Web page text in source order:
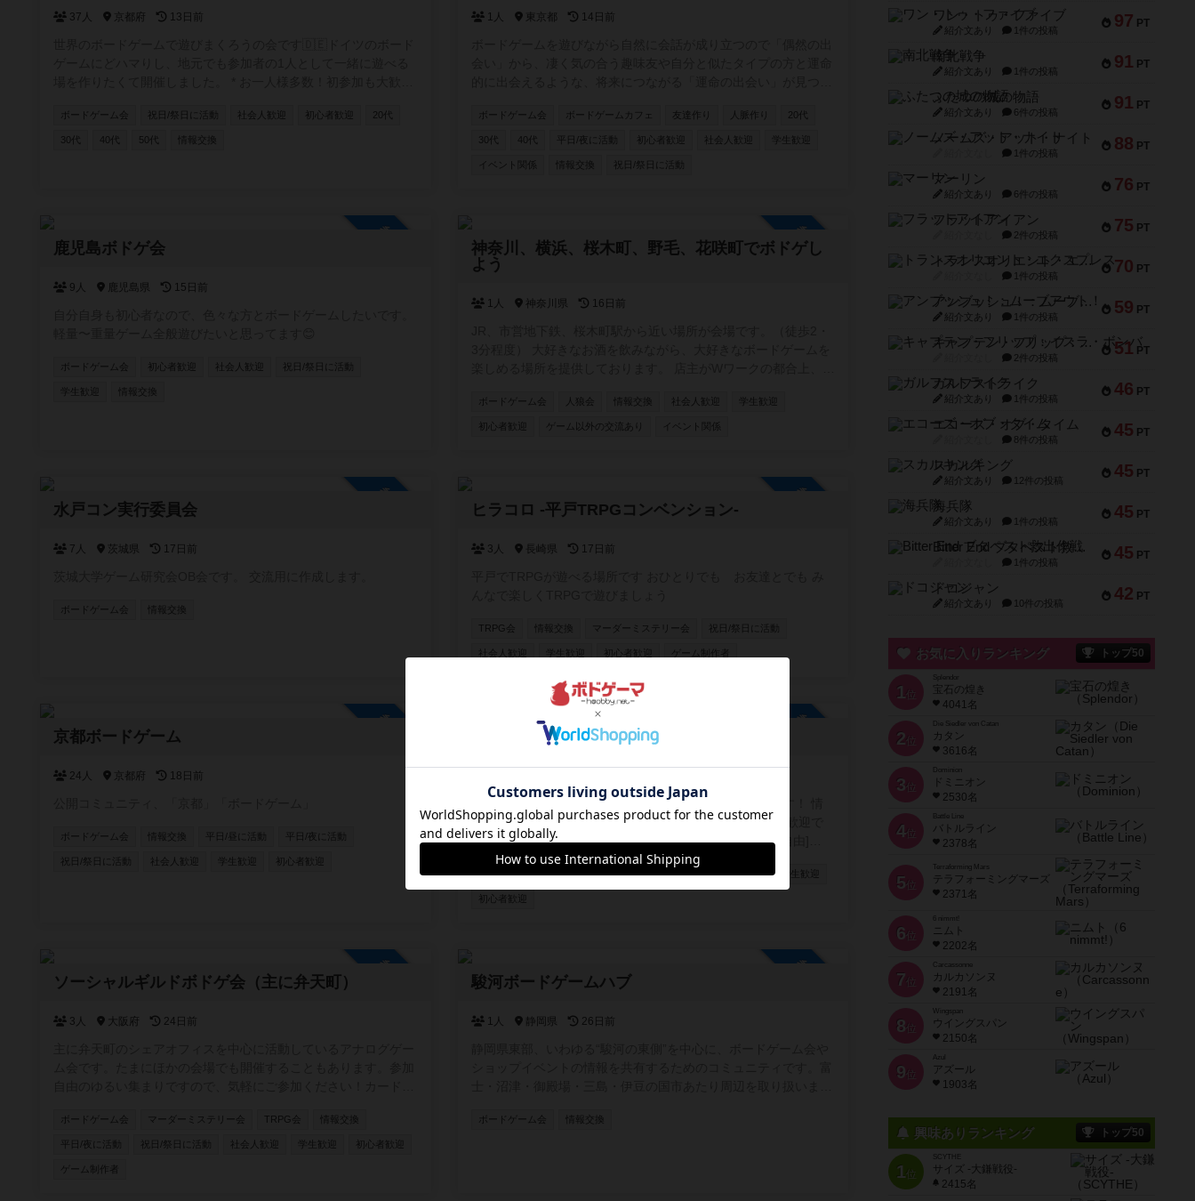
37人 京都府 13日前
ん、市外・府外の方も大歓迎です。 月1回程度、公共施設でオー
プン会を開催しています。 お気軽にご参加お待ちしています🐈
ボードゲーム会 祝日/祭日に活動 社会人歓迎 初心者歓迎 20代
30代 40代 50代 情報交換
1人 東京都 14日前
ジ https://enjoyjp.jp/
ボードゲーム会 ボードゲームカフェ 友達作り 人脈作り 20代
30代 40代 平日/夜に活動 初心者歓迎 社会人歓迎 学生歓迎
イベント関係 情報交換 祝日/祭日に活動
鹿児島ボドゲ会
9人 鹿児島県 15日前
ボードゲーム会 初心者歓迎 社会人歓迎 祝日/祭日に活動
学生歓迎 情報交換
参加自由
神奈川、横浜、桜木町、野毛、花咲町でボドゲし
よう
1人 神奈川県 16日前
はできます。要するに、店主不在の時は、お酒や食事の提供、ボ
ードゲームのルール説明ができません。 少しずつお客様が集ま
かの人狼系、クトゥルフ神話TRPGのルールブックがございま
土日祝のカテゴリに分けて参加を募っていきます。 これから
いきます。一日店長権なんていうのもいいかもしれません。 い
ボードゲーム会 人狼会 情報交換 社会人歓迎 学生歓迎
初心者歓迎 ゲーム以外の交流あり イベント関係
水戸コン実行委員会
7人 茨城県 17日前
ボードゲーム会 情報交換
ヒラコロ -平戸TRPGコンベンション-
3人 長崎県 17日前
TRPG会 情報交換 マーダーミステリー会 祝日/祭日に活動
社会人歓迎 学生歓迎 初心者歓迎 ゲーム制作者
京都ボードゲーム
24人 京都府 18日前
ボードゲーム会 情報交換 平日/昼に活動 平日/夜に活動
祝日/祭日に活動 社会人歓迎 学生歓迎 初心者歓迎
神奈川ボードゲーム
横浜・川崎周辺で土日祝にボードゲーム会やっていきます！ 情
報交換や雑談もやってます！！ イベントの告知なども大歓迎で
す！！ 興味あれば気軽に登録お願いします！！！ [参加自由]
LINE オープンチャット (イベントの通知や雑談に使ってます)
https://line.me/ti/g2/5_rzkfTnDYAR87LOQV7Vcw?
utm_source=invitation&utm_medium=link_copy&utm_campaign=
ボードゲーム会 情報交換 祝日/祭日に活動 社会人歓迎 学生歓迎
初心者歓迎
ソーシャルギルドボドゲ会（主に弁天町）
3人 大阪府 24日前
開催しています。一緒に企画してくれる仲間も募集中です。
ボードゲーム会 マーダーミステリー会 TRPG会 情報交換
平日/夜に活動 祝日/祭日に活動 社会人歓迎 学生歓迎 初心者歓迎
ゲーム制作者
駿河ボードゲームハブ
1人 静岡県 26日前
広い場がありますが、情報が点在していて見つけにくいこともあ
ボードゲーム会 情報交換
97 PT
ワン・トゥ・ファイブ
紹介文あり 1件の投稿
91 PT
南北戦争
紹介文あり 1件の投稿
91 PT
ふたつの城の物語
紹介文あり 6件の投稿
88 PT
ノームズ・アット・ナイト
1件の投稿
76 PT
マーリン
紹介文あり 6件の投稿
75 PT
フラットアイアン
2件の投稿
70 PT
トランスオリエント・エクスプレス
1件の投稿
59 PT
アンブッシュ！：ムーブアウト！
紹介文あり 1件の投稿
51 PT
キャプテン・フリップ：イスラ・ボンバ
2件の投稿
46 PT
ガルフストライク
紹介文あり 1件の投稿
45 PT
エコーズ・オブ・タイム
8件の投稿
45 PT
スカルキング
紹介文あり 12件の投稿
45 PT
海兵隊
紹介文あり 1件の投稿
45 PT
Bitter End ブタペスト救出作戦
1件の投稿
42 PT
ドコジャン
紹介文あり 10件の投稿
お気に入りランキング トップ50
1 位
宝石の煌き
4041名
2 位
Die Siedler von Catan
カタン
3616名
3 位
ドミニオン
2530名
4位
Battle Line
バトルライン
2378名
5 位
Terraforming Mars
テラフォーミングマーズ
2371名
6 位
ニムト
2202名
7 位
Carcassonne
カルカソンヌ
2191名
8 位
Wingspan
ウイングスパン
2150名
9 位
Azul
アズール
1903名
興味ありランキング トップ50
1位
SCYTHE
サイズ -大鎌戦役-
2415名